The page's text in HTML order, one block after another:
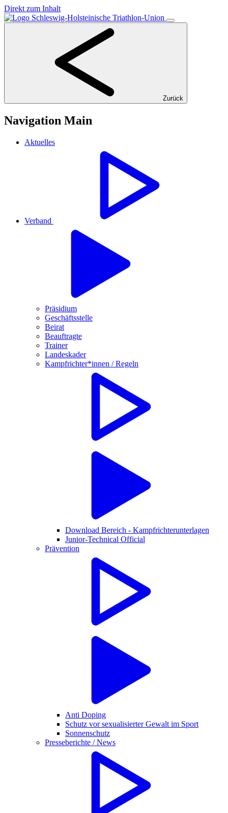
Direkt zum Inhalt
Zurück
Navigation Main
Aktuelles
Verband
Präsidium
Geschäftsstelle
Beirat
Beauftragte
Trainer
Landeskader
Kampfrichter*innen / Regeln
Download Bereich - Kampfrichterunterlagen
Junior-Technical Official
Prävention
Anti Doping
Schutz vor sexualisierter Gewalt im Sport
Sonnenschutz
Presseberichte / News